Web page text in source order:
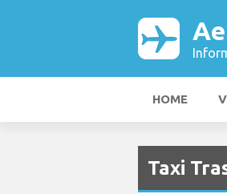
HOME
Taxi